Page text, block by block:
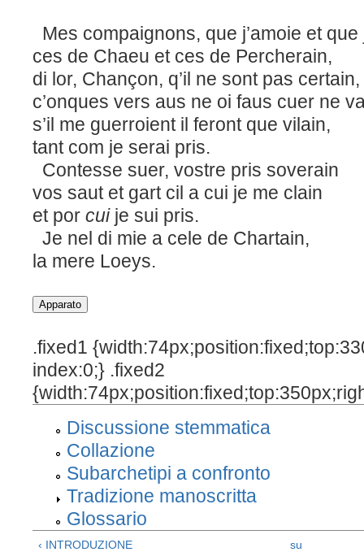
Mes compaignons, que j’amoie et que
ces de Chaeu et ces de Percherain,
di lor, Chançon, q’il ne sont pas certain,
c’onques vers aus ne oi faus cuer ne
s’il me guerroient il feront que vilain,
tant com je serai pris.
Contesse suer, vostre pris soverain
vos saut et gart cil a cui je me clain
et por cuije sui pris.
Je nel di mie a cele de Chartain,
la mere Loeys.
.fixed1
index:0;} .fixed2
Discussione stemmatica
Collazione
Subarchetipi a confronto
Tradizione manoscritta
Glossario
‹ INTRODUZIONE su